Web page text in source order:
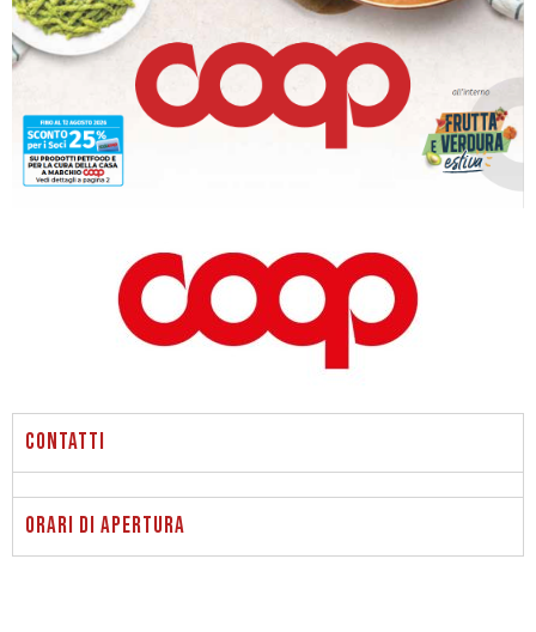
Contatti
ORARI DI APERTURA